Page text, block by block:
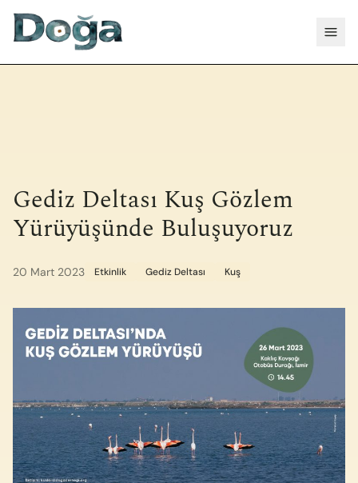
Gediz Deltası Kuş Gözlem
Yürüyüşünde Buluşuyoruz
20 Mart 2023 Etkinlik Gediz Deltası Kuş